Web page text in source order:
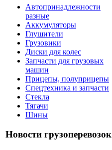
Автопринадлежности
разные
Аккумуляторы
Глушители
Грузовики
Диски для колес
Запчасти для грузовых
машин
Прицепы, полуприцепы
Спецтехника и запчасти
Стекла
Тягачи
Шины
Новости грузоперевозок